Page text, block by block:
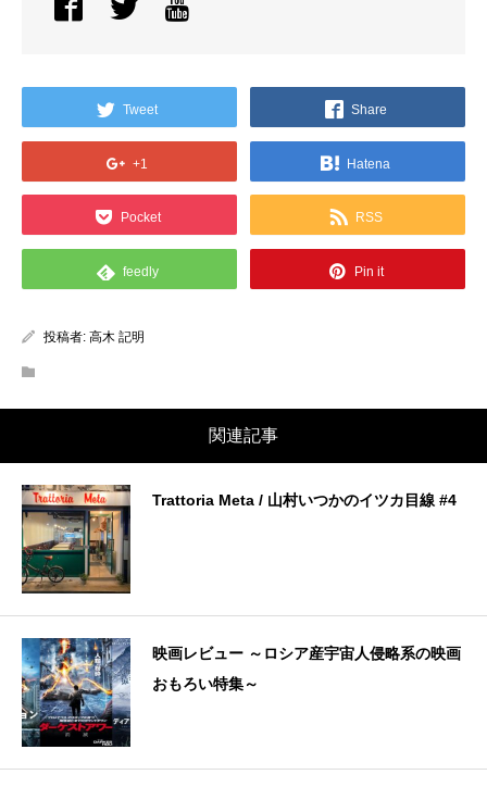
Tweet Share
+1 Hatena
Pocket RSS
feedly Pin it
投稿者: 高木 記明
関連記事
Trattoria Meta / 山村いつかのイツカ目線 #4
映画レビュー ～ロシア産宇宙人侵略系の映画
おもろい特集～